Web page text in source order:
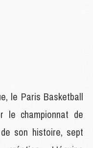
le Paris Basketball
le championnat de
son histoire, sept